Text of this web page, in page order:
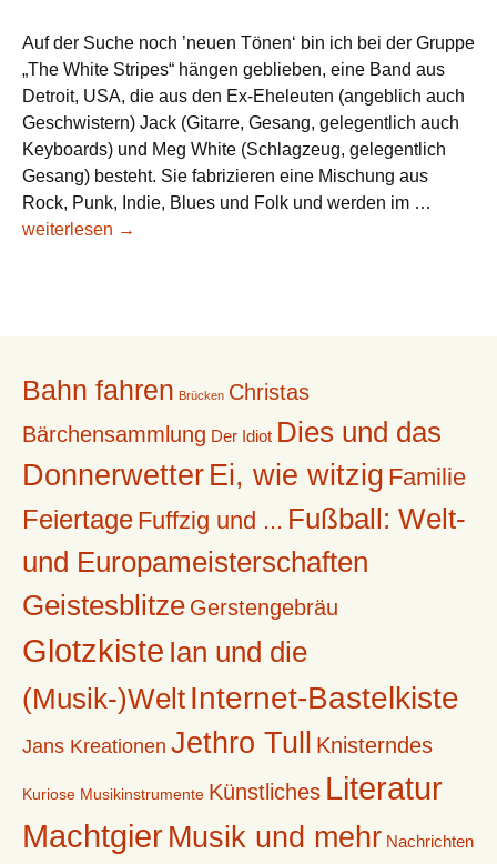
&
starke
Frauen
Auf der Suche noch ’neuen Tönen‘ bin ich bei der Gruppe
„The White Stripes“ hängen geblieben, eine Band aus
Detroit, USA, die aus den Ex-Eheleuten (angeblich auch
Geschwistern) Jack (Gitarre, Gesang, gelegentlich auch
Keyboards) und Meg White (Schlagzeug, gelegentlich
Gesang) besteht. Sie fabrizieren eine Mischung aus
Rock, Punk, Indie, Blues und Folk und werden im …
weiterlesen →
Bahn fahren Brücken Christas
Bärchensammlung Der Idiot Dies und das
Donnerwetter Ei, wie witzig Familie
Feiertage Fuffzig und ... Fußball: Welt-
und Europameisterschaften
Geistesblitze Gerstengebräu
Glotzkiste Ian und die
(Musik-)Welt Internet-Bastelkiste
Jans Kreationen Jethro Tull Knisterndes
Kuriose Musikinstrumente Künstliches Literatur
MachtgierMusik und mehr Nachrichten